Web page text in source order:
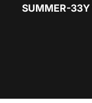
SUMMER-33Y